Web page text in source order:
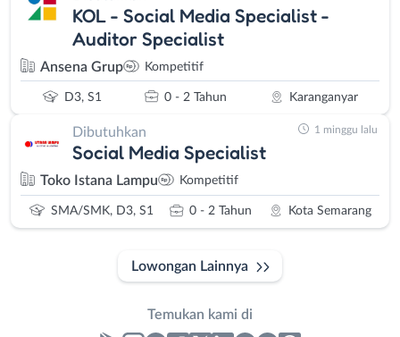
KOL - Social Media Specialist -
Auditor Specialist
Ansena Grup Kompetitif
D3, S1 0 - 2 Tahun Karanganyar
Dibutuhkan
Social Media Specialist
Toko Istana Lampu Kompetitif
SMA/SMK, D3, S1 0 - 2 Tahun Kota Semarang
1 minggu lalu
Lowongan Lainnya
Temukan kami di